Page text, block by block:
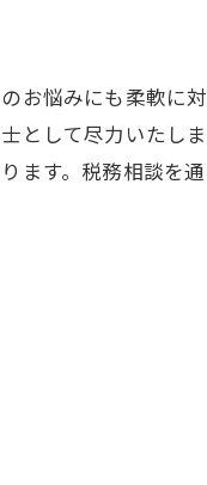
お悩みにも柔軟に
として尽力いたし
ます。税務相談を